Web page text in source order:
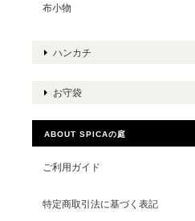
布小物
ハンカチ
お守袋
ABOUT SPICAの庭
ご利用ガイド
特定商取引法に基づく表記